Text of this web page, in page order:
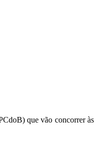
que vão concorrer às